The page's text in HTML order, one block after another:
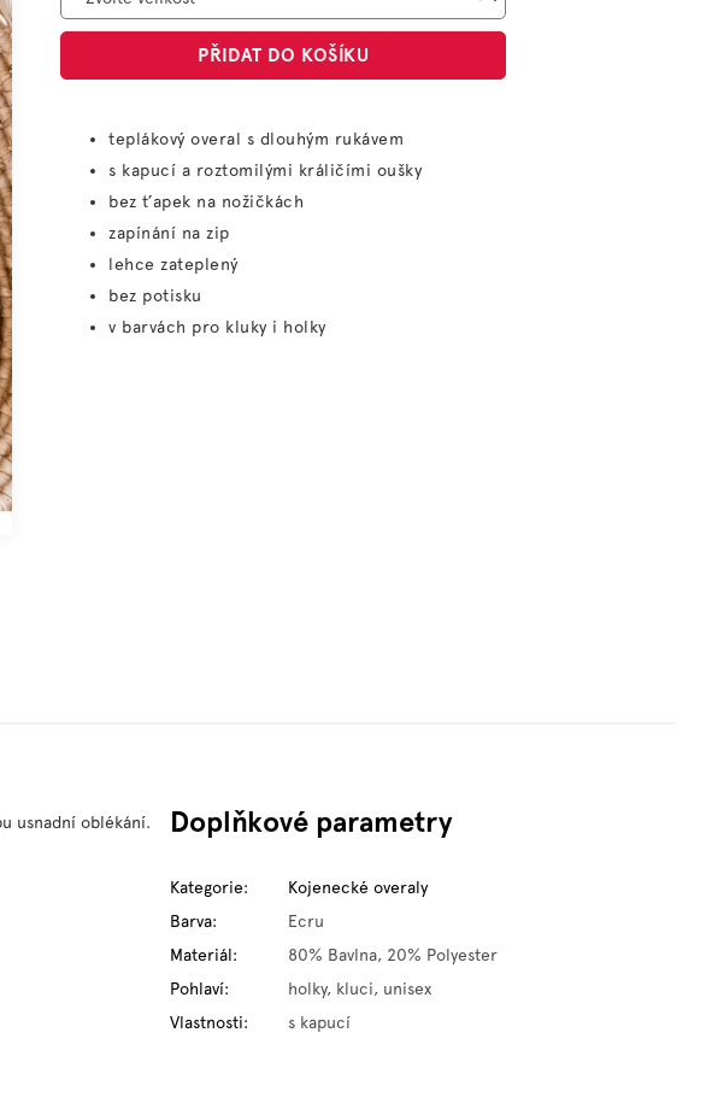
PŘIDAT DO KOŠÍKU
teplákový overal s dlouhým rukávem
s kapucí a roztomilými králičími oušky
bez ťapek na nožičkách
zapínání na zip
lehce zateplený
bez potisku
v barvách pro kluky i holky
usnadní oblékání.
Doplňkové parametry
Kategorie:
Kojenecké overaly
Barva:
Ecru
Materiál:
80% Bavlna, 20% Polyester
Pohlaví:
holky, kluci, unisex
Vlastnosti: s kapucí